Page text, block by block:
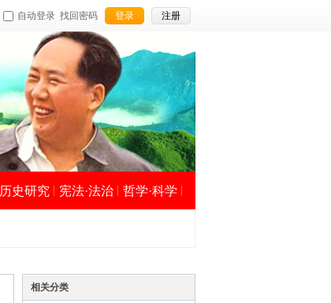
自动登录 找回密码 登录 注册
历史研究 宪法·法治 哲学·科学
相关分类